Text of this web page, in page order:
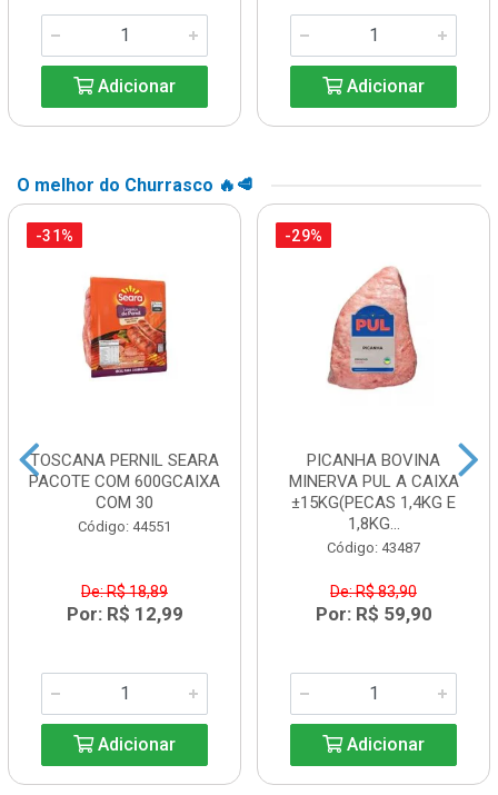
Adicionar Adicionar
O melhor do Churrasco 🔥🥩
-31%
TOSCANA PERNIL SEARA
PACOTE COM 600GCAIXA
COM 30
Código: 44551
De: R$ 18,89
Por: R$ 12,99
Adicionar
-29%
PICANHA BOVINA
MINERVA PUL A CAIXA
±15KG(PECAS 1,4KG E
1,8KG...
Código: 43487
De: R$ 83,90
Por: R$ 59,90
Adicionar